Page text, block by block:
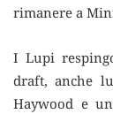
rimanere a
I Lupi
draft, anche
Haywood e